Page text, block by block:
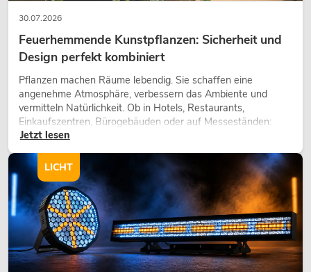
30.07.2026
Feuerhemmende Kunstpflanzen: Sicherheit und
Design perfekt kombiniert
Pflanzen machen Räume lebendig. Sie schaffen eine
angenehme Atmosphäre, verbessern das Ambiente und
vermitteln Natürlichkeit. Ob in Hotels, Restaurants,
Einkaufszentren, Bürogebäuden oder auf Messeständen:
eine hochwertige Begrünung gehört heute längst zum
Jetzt lesen
LICHT